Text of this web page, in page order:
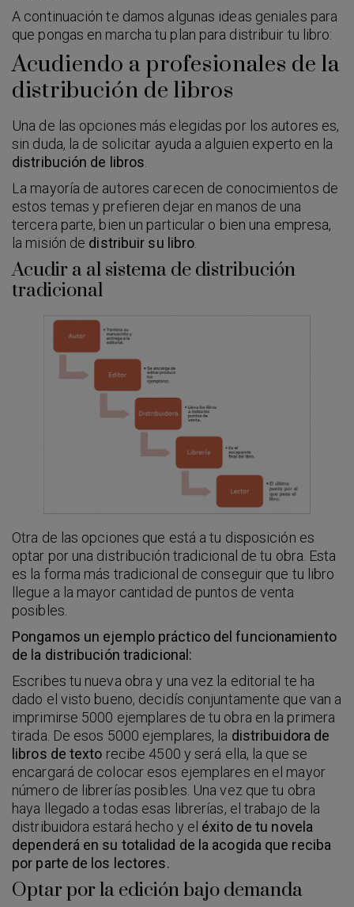
A continuación te damos algunas ideas geniales para
que pongas en marcha tu plan para distribuir tu libro:
Acudiendo a profesionales de la
distribución de libros
Una de las opciones más elegidas por los autores es,
sin duda, la de solicitar ayuda a alguien experto en la
distribución de libros.
La mayoría de autores carecen de conocimientos de
estos temas y prefieren dejar en manos de una
tercera parte, bien un particular o bien una empresa,
la misión de distribuir su libro.
Acudir a al sistema de distribución
tradicional
Otra de las opciones que está a tu disposición es
optar por una distribución tradicional de tu obra. Esta
es la forma más tradicional de conseguir que tu libro
llegue a la mayor cantidad de puntos de venta
posibles.
Pongamos un ejemplo práctico del funcionamiento
de la distribución tradicional:
Escribes tu nueva obra y una vez la editorial te ha
dado el visto bueno, decidís conjuntamente que van a
imprimirse 5000 ejemplares de tu obra en la primera
tirada. De esos 5000 ejemplares, la distribuidora de
libros de texto recibe 4500 y será ella, la que se
encargará de colocar esos ejemplares en el mayor
número de librerías posibles. Una vez que tu obra
haya llegado a todas esas librerías, el trabajo de la
distribuidora estará hecho y el éxito de tu novela
dependerá en su totalidad de la acogida que reciba
por parte de los lectores.
Optar por la edición bajo demanda